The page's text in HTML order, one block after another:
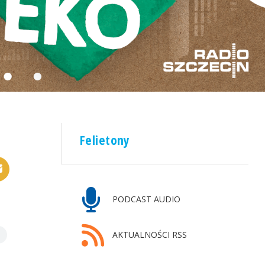
Felietony
PODCAST AUDIO
AKTUALNOŚCI RSS